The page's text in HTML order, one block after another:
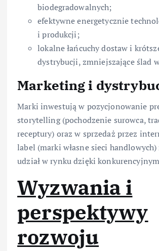
biodegradowalnych;
efektywne energetycznie
i produkcji;
lokalne łańcuchy dostaw i
dystrybucji, zmniejszające ślad
Marketing i
Marki inwestują w pozycjonowanie
storytelling (pochodzenie surowca,
receptury) oraz w sprzedaż przez
label (marki własne sieci
udział w rynku dzięki
Wyzwania i
perspektywy
rozwoju